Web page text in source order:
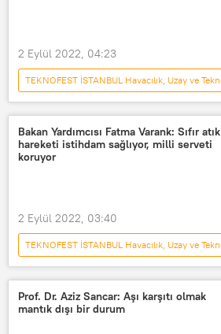
2 Eylül 2022, 04:23
TÜRKİYE
HÜRKUŞ-C
Hürkuş
TEKNOFEST
Selçuk Bayraktar
Bakan Yardımcısı Fatma Varank: Sıfır atık
hareketi istihdam sağlıyor, milli serveti
koruyor
2 Eylül 2022, 03:40
TÜRKİYE
sıfır atık
atık
Çevre, Şehircilik ve İlkim Değişikliği Bakanlığı
Fatma Varank
Prof. Dr. Aziz Sancar: Aşı karşıtı olmak
mantık dışı bir durum